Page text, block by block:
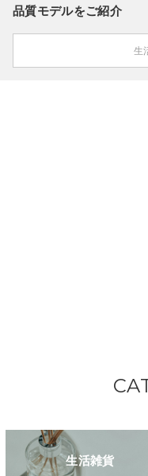
品質モデルをご紹介
生
生活雑貨